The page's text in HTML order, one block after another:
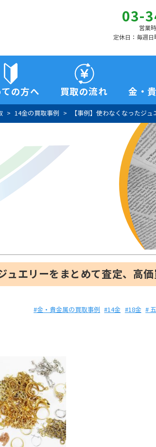
03-
営業
定休日：毎週
の方へ 買取の流れ 金・
14金の買取事例 【事例】使わなくなったジ
ュエリーをまとめて査定、高
#金・貴金属の買取事例 #14金 #18金 #